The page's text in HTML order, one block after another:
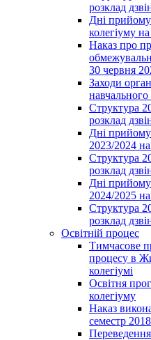
розклад
Дні прийому
колегіуму
Наказ про
30 червня
Заходи
Структура
розклад
Дні прийому
2023/2024
Структура
розклад
Дні прийому
2024/2025
Структура
розклад
Освітній процес
Тимчасове
процесу в
колегіумі
Освітня
колегіуму
Наказ
семестр
Переведення